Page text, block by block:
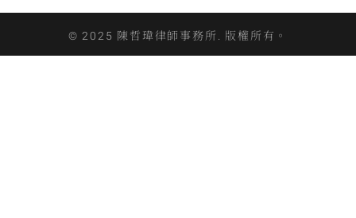
© 2025 陳哲瑋律師事務所. 版權所有。